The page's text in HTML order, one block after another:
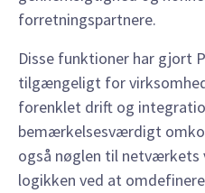
forretningspartnere.
Disse funktioner har gjort
tilgængeligt for
forenklet drift og
bemærkelsesværdigt
også nøglen til
logikken ved at